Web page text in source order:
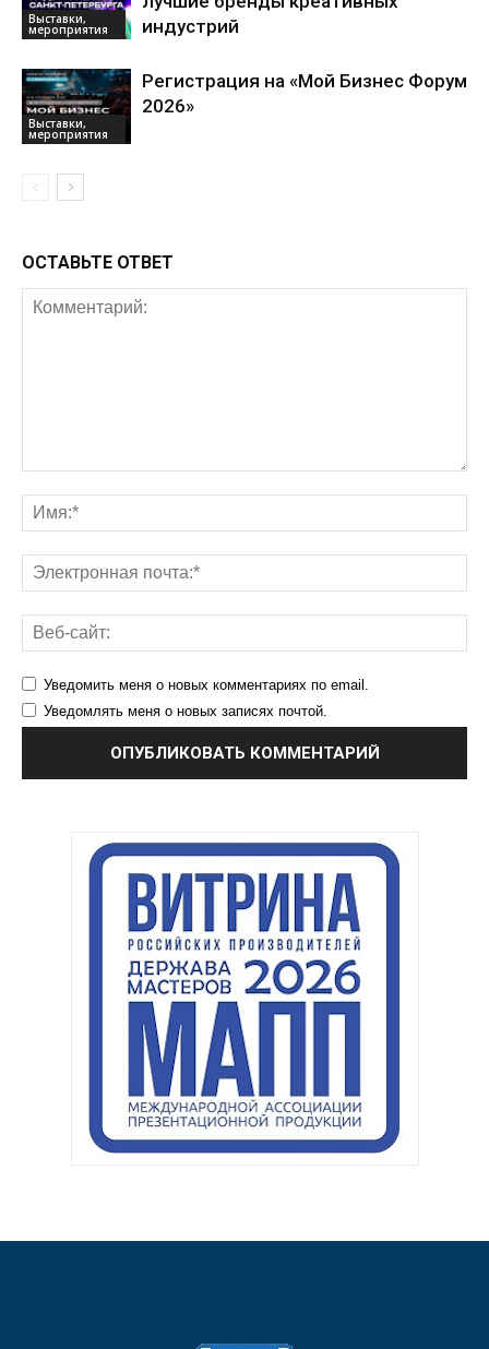
Выставки,
мероприятия
индустрий
Выставки,
мероприятия
Регистрация на «Мой Бизнес Форум
2026»
ОСТАВЬТЕ ОТВЕТ
Уведомить меня о новых комментариях по email.
Уведомлять меня о новых записях почтой.